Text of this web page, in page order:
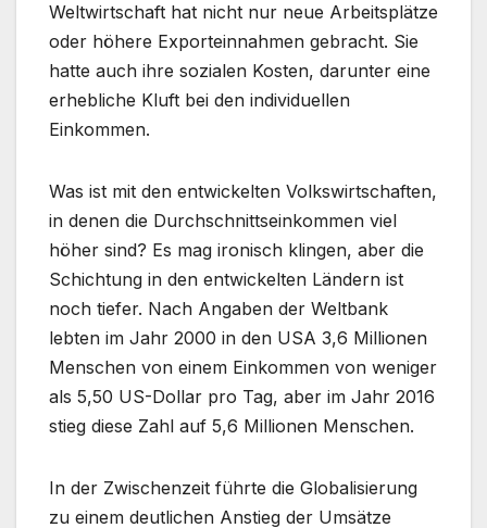
Weltwirtschaft hat nicht nur neue Arbeitsplätze
oder höhere Exporteinnahmen gebracht. Sie
hatte auch ihre sozialen Kosten, darunter eine
erhebliche Kluft bei den individuellen
Einkommen.
Was ist mit den entwickelten Volkswirtschaften,
in denen die Durchschnittseinkommen viel
höher sind? Es mag ironisch klingen, aber die
Schichtung in den entwickelten Ländern ist
noch tiefer. Nach Angaben der Weltbank
lebten im Jahr 2000 in den USA 3,6 Millionen
Menschen von einem Einkommen von weniger
als 5,50 US-Dollar pro Tag, aber im Jahr 2016
stieg diese Zahl auf 5,6 Millionen Menschen.
In der Zwischenzeit führte die Globalisierung
zu einem deutlichen Anstieg der Umsätze